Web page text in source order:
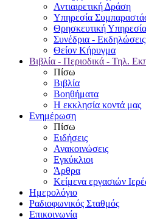
Αντιαιρετική Δράση
Υπηρεσία
Θρησκευτική
Συνέδρια - Εκδηλώσεις
Θείον Κήρυγμα
Βιβλία - Περιοδικά - Τηλ.
Πίσω
Βιβλία
Βοηθήματα
Η εκκλησία κοντά μας
Ενημέρωση
Πίσω
Ειδήσεις
Ανακοινώσεις
Εγκύκλιοι
Άρθρα
Κείμενα εργασιών
Ημερολόγιο
Ραδιοφωνικός Σταθμός
Επικοινωνία